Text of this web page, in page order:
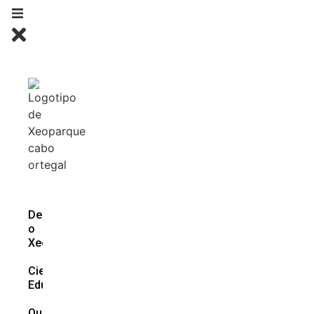
Descubre
o
Xeoparque
Ciencia e
Educación